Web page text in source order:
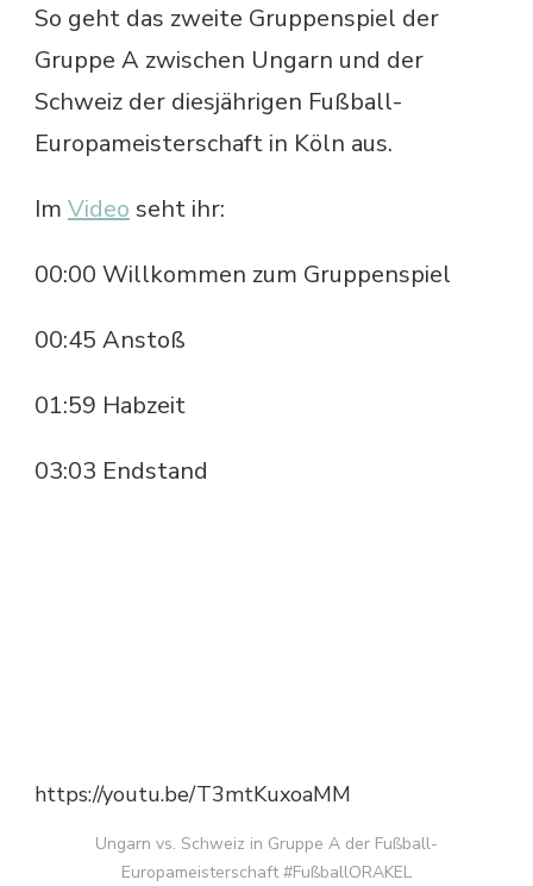
So geht das zweite Gruppenspiel der
Gruppe A zwischen Ungarn und der
Schweiz der diesjährigen Fußball-
Europameisterschaft in Köln aus.
Im Video seht ihr:
00:00 Willkommen zum Gruppenspiel
00:45 Anstoß
01:59 Habzeit
03:03 Endstand
https://youtu.be/T3mtKuxoaMM
Ungarn vs. Schweiz in Gruppe A der Fußball-
Europameisterschaft #FußballORAKEL